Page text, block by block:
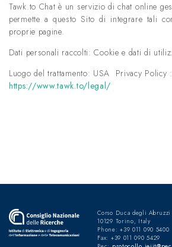
Tawk.to Chat è un servizio di chat online
permette a questo Sito di integrare tali
proprie pagine.
Dati personali raccolti: Cookie e dati di
Luogo del trattamento: USA Privacy Policy :
https://www.tawk.to/legal/
Corso Duca degli Abruzzi
10129 Torino, Italy
Phone: +39 011 090 5400
Fax: +39 011 090 5429